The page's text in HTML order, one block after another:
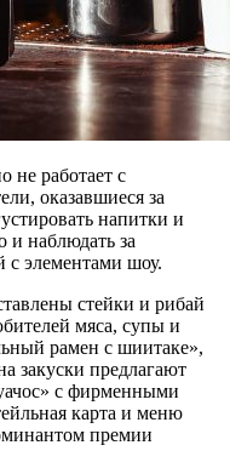
не работает с
оказавшиеся за
напитки и
и наблюдать за
с элементами шоу.
стейки и рибай
мяса, супы и
рамен с шиитаке»,
закуски предлагают
с фирменными
карта и меню
премии